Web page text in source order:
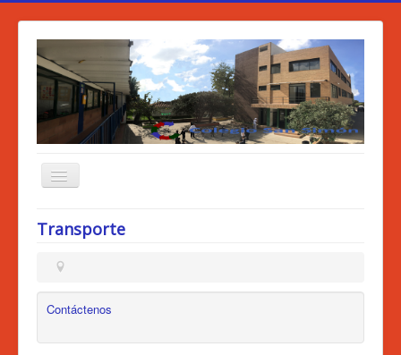
Inicio
Quienes Somos
Logros
Transporte
Contáctenos